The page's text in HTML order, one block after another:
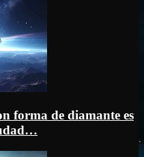
forma de diamante es